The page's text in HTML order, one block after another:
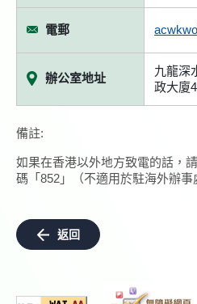
電郵
辦公室地址
九龍深
政大廈
備註:
如果在香港以外地方致電的話，
碼「852」（不適用於駐海外辦事
返回